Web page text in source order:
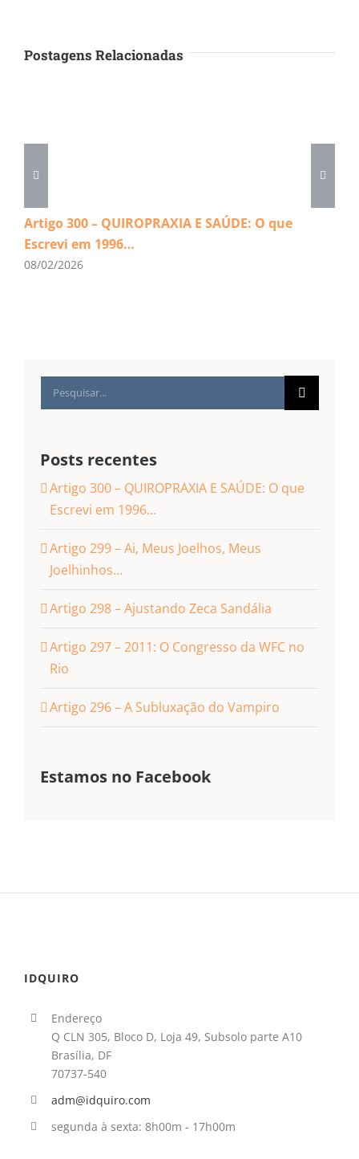
Postagens Relacionadas
Artigo 300 – QUIROPRAXIA E SAÚDE: O que
Escrevi em 1996…
08/02/2026
Buscar
resultados
Posts recentes
Artigo 300 – QUIROPRAXIA E SAÚDE: O que
Escrevi em 1996…
Artigo 299 – Ai, Meus Joelhos, Meus
Joelhinhos…
Artigo 298 – Ajustando Zeca Sandália
Artigo 297 – 2011: O Congresso da WFC no
Rio
Artigo 296 – A Subluxação do Vampiro
Estamos no Facebook
IDQUIRO
Endereço
Q CLN 305, Bloco D, Loja 49, Subsolo parte A10
Brasília, DF
70737-540
adm@idquiro.com
segunda à sexta: 8h00m - 17h00m